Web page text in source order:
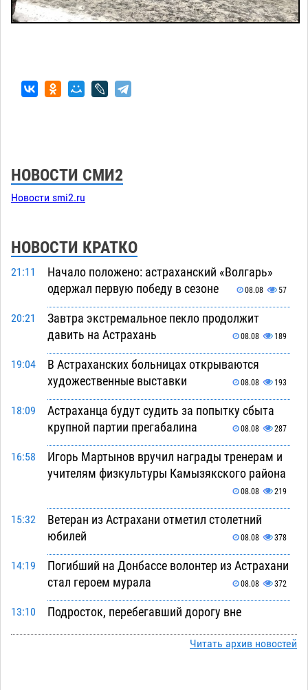
НОВОСТИ СМИ2
Новости smi2.ru
НОВОСТИ КРАТКО
21:11
Начало положено: астраханский «Волгарь»
одержал первую победу в сезоне
08.08 57
20:21
Завтра экстремальное пекло продолжит
давить на Астрахань
08.08 189
19:04
В Астраханских больницах открываются
художественные выставки
08.08 193
18:09
Астраханца будут судить за попытку сбыта
крупной партии прегабалина
08.08 287
16:58
Игорь Мартынов вручил награды тренерам и
учителям физкультуры Камызякского района
08.08 219
15:32
Ветеран из Астрахани отметил столетний
юбилей
08.08 378
14:19
Погибший на Донбассе волонтер из Астрахани
стал героем мурала
08.08 372
13:10
Подросток, перебегавший дорогу вне
08.08 512
Читать архив новостей